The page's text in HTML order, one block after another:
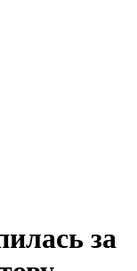
за